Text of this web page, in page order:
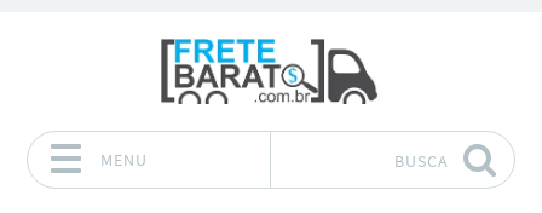
MENU BUSCA